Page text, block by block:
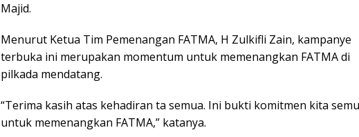
Majid.
Menurut Ketua Tim Pemenangan FATMA, H Zulkifli Zain, kampanye
terbuka ini merupakan momentum untuk memenangkan FATMA di
pilkada mendatang.
“Terima kasih atas kehadiran ta semua. Ini bukti komitmen kita
untuk memenangkan FATMA,” katanya.